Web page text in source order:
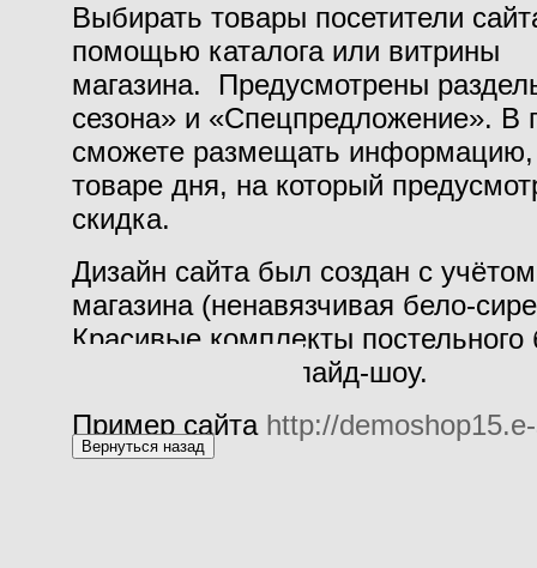
Выбирать товары посетители
помощью каталога или витрины
магазина. Предусмотрены
сезона» и «Спецпредложение». В
сможете размещать
товаре дня, на который
скидка.
Дизайн сайта был создан с
магазина (ненавязчивая бело-
Красивые комплекты постельного
демонстрирует слайд-шоу.
Пример сайта http://